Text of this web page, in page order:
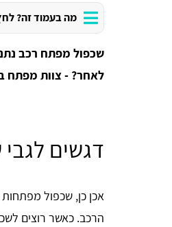
מה בעמוד זה?
שכפול מפתח רכב
לאחר? - צוות מפתח
דגשים
אכן כן, שכפול
הרכב. כאשר רוצים